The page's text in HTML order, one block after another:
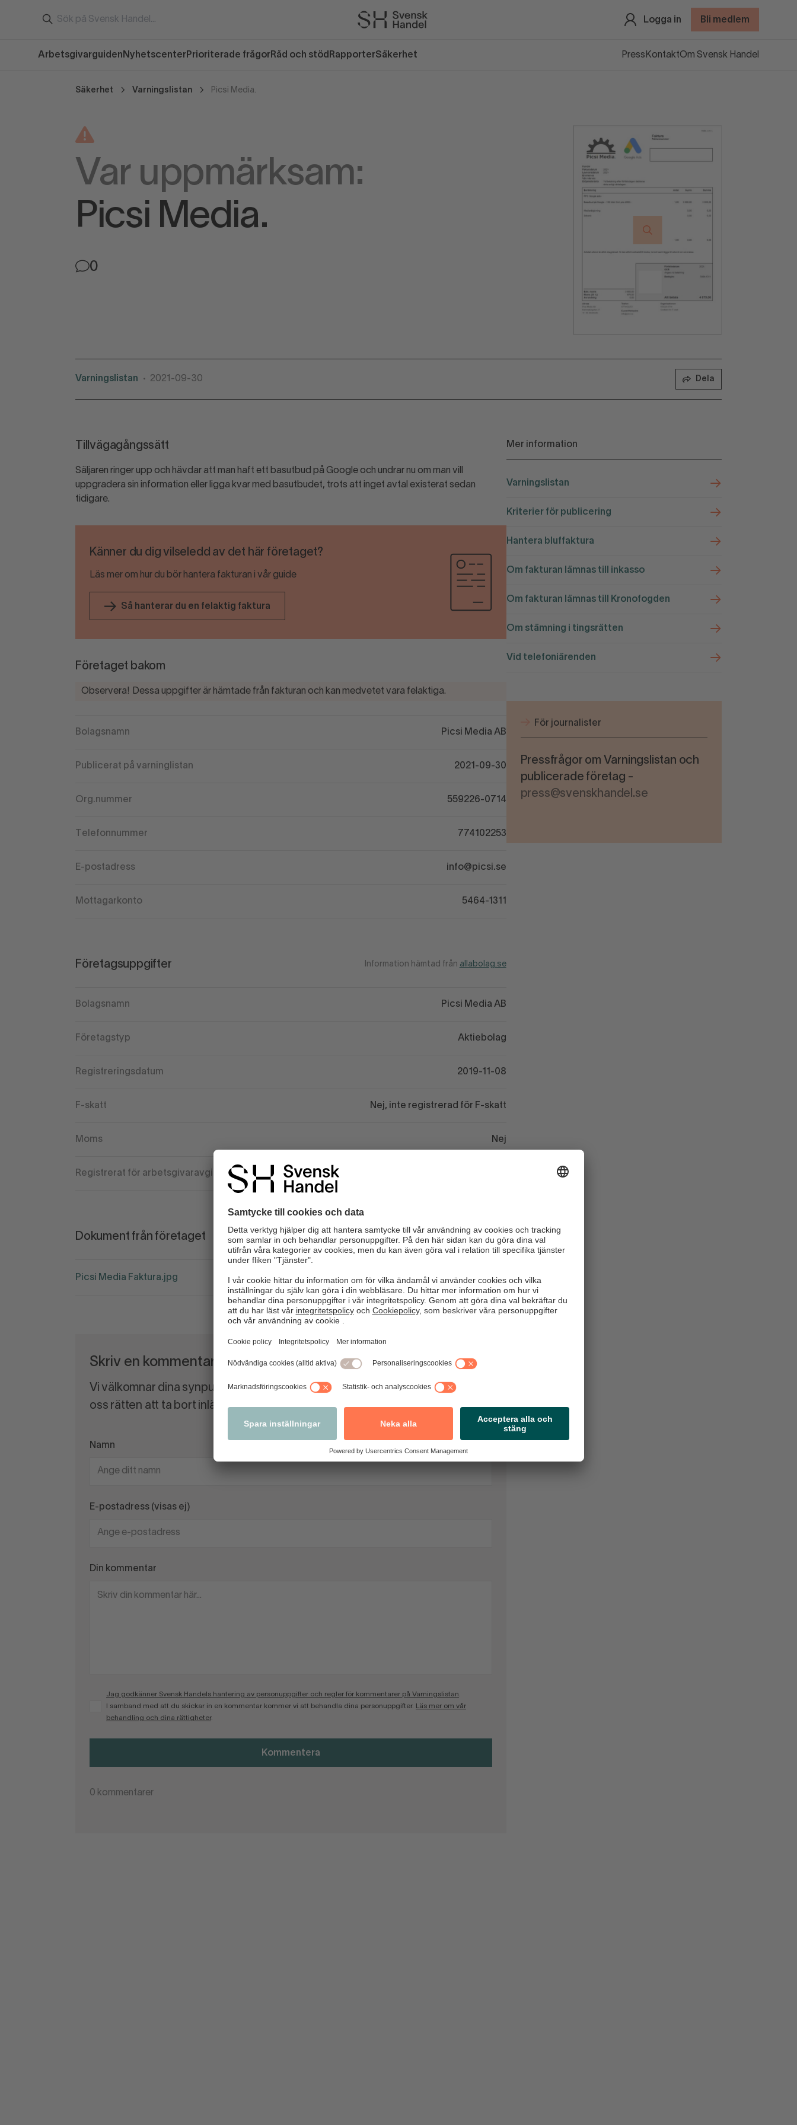
Logga in Bli medlem
Arbetsgivarguiden Nyhetscenter Prioriterade frågor Råd och stöd RapporterSäkerhet Press KontaktOm Svensk Handel
Säkerhet Varningslistan Picsi Media.
Var uppmärksam:
Picsi Media.
0
Varningslistan • 2021-09-30 Dela
Tillvägagångssätt
Säljaren ringer upp och hävdar att man haft ett basutbud på Google och undrar nu om man vill
uppgradera sin information eller ligga kvar med basutbudet, trots att inget avtal existerat sedan
tidigare.
Känner du dig vilseledd av det här företaget?
Läs mer om hur du bör hantera fakturan i vår guide
Så hanterar du en felaktig faktura
Företaget bakom
Observera! Dessa uppgifter är hämtade från fakturan och kan medvetet vara felaktiga.
Bolagsnamn Picsi Media AB
Publicerat på varninglistan 2021-09-30
Org.nummer 559226-0714
Telefonnummer 774102253
E-postadress info@picsi.se
Mottagarkonto 5464-1311
Företagsuppgifter Information hämtad från allabolag.se
Bolagsnamn Picsi Media AB
Företagstyp Aktiebolag
Registreringsdatum 2019-11-08
F-skatt Nej, inte registrerad för F-skatt
Moms Nej
Registrerat för arbetsgivaravgift
Dokument från företaget
Picsi Media Faktura.jpg
Mer information
Varningslistan
Kriterier för publicering
Hantera bluffaktura
Om fakturan lämnas till inkasso
Om fakturan lämnas till Kronofogden
Om stämning i tingsrätten
Vid telefoniärenden
För journalister
Pressfrågor om Varningslistan och
publicerade företag -
press@svenskhandel.se
Skriv en kommentar
Vi välkomnar dina synpunkter och kommentarer. Observera att vi förbehåller
oss rätten att ta bort inlägg som vi bedömer som olämpliga.
Namn
E-postadress (visas ej)
Din kommentar
Jag godkänner Svensk Handels hantering av personuppgifter och regler för kommentarer på Varningslistan
I samband med att du skickar in en kommentar kommer vi att behandla dina personuppgifter.
Läs mer om vår
behandling och dina rättigheter.
Kommentera
0 kommentarer